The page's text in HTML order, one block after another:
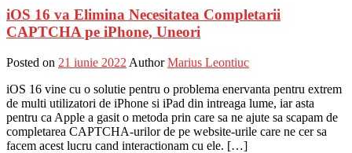
iOS 16 va Elimina Necesitatea Completarii
CAPTCHA pe iPhone, Uneori
Posted on 21 iunie 2022 Author Marius Leontiuc
iOS 16 vine cu o solutie pentru o problema enervanta pentru extrem
de multi utilizatori de iPhone si iPad din intreaga lume, iar asta
pentru ca Apple a gasit o metoda prin care sa ne ajute sa scapam de
completarea CAPTCHA-urilor de pe website-urile care ne cer sa
facem acest lucru cand interactionam cu ele. […]